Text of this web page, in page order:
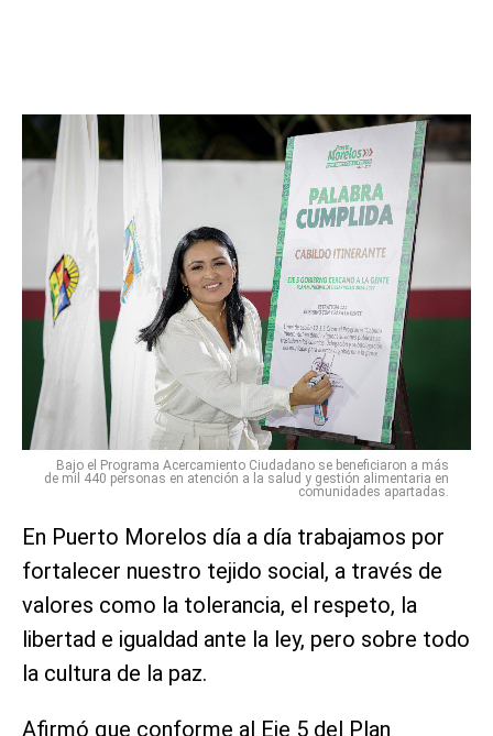
Bajo el Programa Acercamiento Ciudadano se beneficiaron a más
de mil 440 personas en atención a la salud y gestión alimentaria en
comunidades apartadas.
En Puerto Morelos día a día trabajamos por
fortalecer nuestro tejido social, a través de
valores como la tolerancia, el respeto, la
libertad e igualdad ante la ley, pero sobre todo
la cultura de la paz.
Afirmó que conforme al Eje 5 del Plan